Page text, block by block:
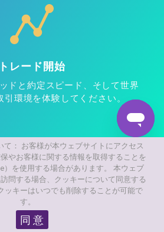
トレード開始
ドと約定スピード、そして世界
引環境を体験してください。
約5分！口座開設する
て： お客様が本ウェブサイトにアクセス
やお客様に関する情報を取得することを
）を使用する場合があります。 本ウェブ
問する場合、クッキーについて同意する
ッキーはいつでも削除することが可能で
す。
同 意